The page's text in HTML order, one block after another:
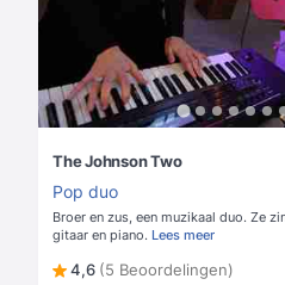
The Johnson Two
Pop duo
Broer en zus, een muzikaal duo. Ze
gitaar en piano. Lees meer
4,6 (5 Beoordelingen)